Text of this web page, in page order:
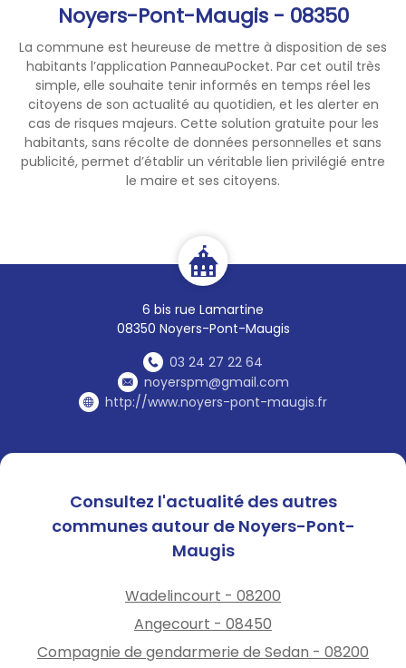
Noyers-Pont-Maugis - 08350
La commune est heureuse de mettre à disposition de ses
habitants l’application PanneauPocket. Par cet outil très
simple, elle souhaite tenir informés en temps réel les
citoyens de son actualité au quotidien, et les alerter en
cas de risques majeurs. Cette solution gratuite pour les
habitants, sans récolte de données personnelles et sans
publicité, permet d’établir un véritable lien privilégié entre
le maire et ses citoyens.
6 bis rue Lamartine
08350 Noyers-Pont-Maugis
03 24 27 22 64
noyerspm@gmail.com
http://www.noyers-pont-maugis.fr
📄L’ensemble des mesures et
restrictions en vigueur est
détaillé dans l’arrêté
préfectoral n°2026/540.
🔎 Pour consulter les
restrictions applicables à
✅ Le respect de ces mesures
est essentiel pour préserver la
ressource en eau et garantir
les usages prioritaires.
Merci de votre vigilance. 🙏
Consultez l'actualité des autres
communes autour de Noyers-Pont-
Maugis
Wadelincourt - 08200
Angecourt - 08450
Compagnie de gendarmerie de Sedan - 08200